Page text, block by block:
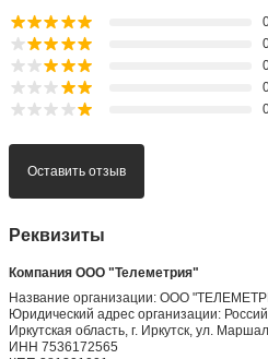
Оставить отзыв
Реквизиты
Компания ООО "Телеметрия"
Название организации: ООО
Юридический адрес организации:
Иркутская область, г. Иркутск, ул.
ИНН 7536172565